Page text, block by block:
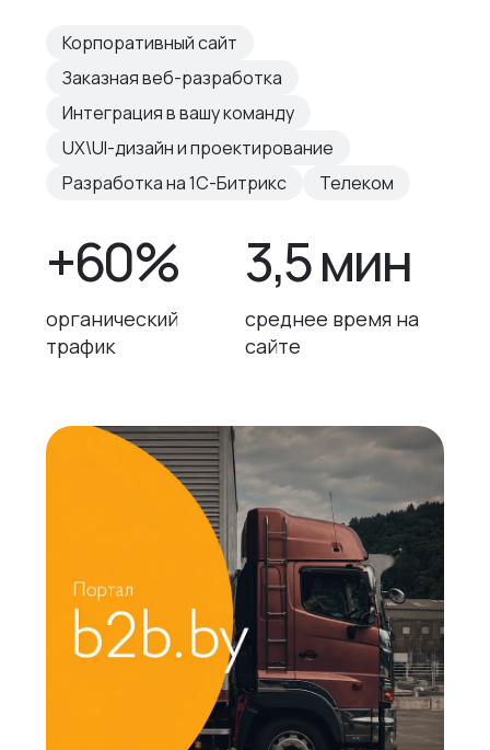
Корпоративный сайт
Заказная веб-разработка
Интеграция в вашу команду
UX\UI-дизайн и проектирование
Разработка на 1С-Битрикс
Телеком
+60%
органический
трафик
3,5 мин
среднее время на
сайте